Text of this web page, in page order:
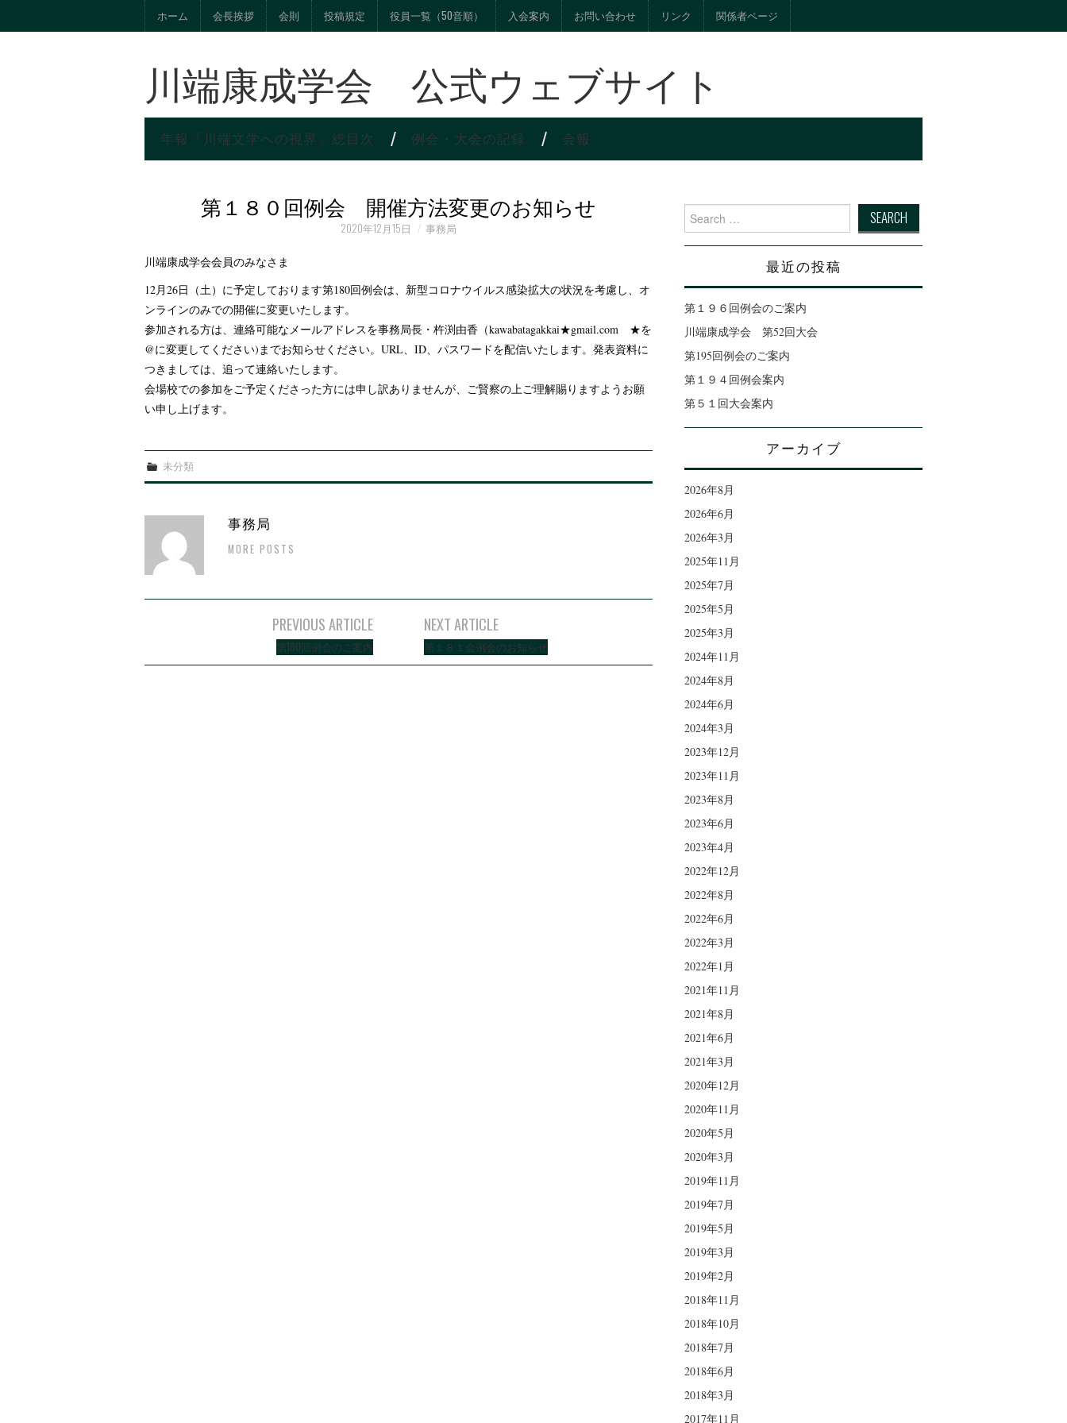
ホーム 会長挨拶 会則 投稿規定 役員一覧（50音順） 入会案内 お問い合わせ リンク 関係者ページ
川端康成学会 公式ウェブサイト
年報『川端文学への視界』総目次 例会・大会の記録 会報
第１８０回例会 開催方法変更のお知らせ
2020年12月15日 事務局
川端康成学会会員のみなさま
12月26日（土）に予定しております第180回例会は、新型コロナウイルス感染拡大の状況を考慮し、オ
ンラインのみでの開催に変更いたします。
参加される方は、連絡可能なメールアドレスを事務局長・杵渕由香（kawabatagakkai★gmail.com ★を
@に変更してください)までお知らせください。URL、ID、パスワードを配信いたします。発表資料に
つきましては、追って連絡いたします。
会場校での参加をご予定くださった方には申し訳ありませんが、ご賢察の上ご理解賜りますようお願
い申し上げます。
未分類
事務局
MORE POSTS
PREVIOUS ARTICLE
第180回例会のご案内
NEXT ARTICLE
第１８１会例会のお知らせ
Search for:
最近の投稿
第１９６回例会のご案内
川端康成学会 第52回大会
第195回例会のご案内
第１９４回例会案内
第５１回大会案内
アーカイブ
2026年8月
2026年6月
2026年3月
2025年11月
2025年7月
2025年5月
2025年3月
2024年11月
2024年8月
2024年6月
2024年3月
2023年12月
2023年11月
2023年8月
2023年6月
2023年4月
2022年12月
2022年8月
2022年6月
2022年3月
2022年1月
2021年11月
2021年8月
2021年6月
2021年3月
2020年12月
2020年11月
2020年5月
2020年3月
2019年11月
2019年7月
2019年5月
2019年3月
2019年2月
2018年11月
2018年10月
2018年7月
2018年6月
2018年3月
2017年11月